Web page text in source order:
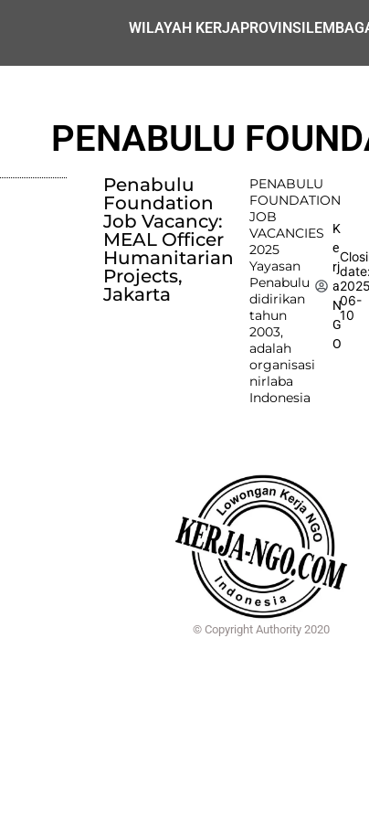
WILAYAH KERJAPROVINSI
PENABULU
Penabulu
Foundation
Job Vacancy:
MEAL Officer
Humanitarian
Projects,
Jakarta
PENABULU
FOUNDATION
JOB
VACANCIES
2025
Yayasan
Penabulu
didirikan
tahun
2003,
adalah
organisasi
nirlaba
Indonesia
K
e
rj
a
N
G
O
date:
06-
10
© Copyright Authority 2020